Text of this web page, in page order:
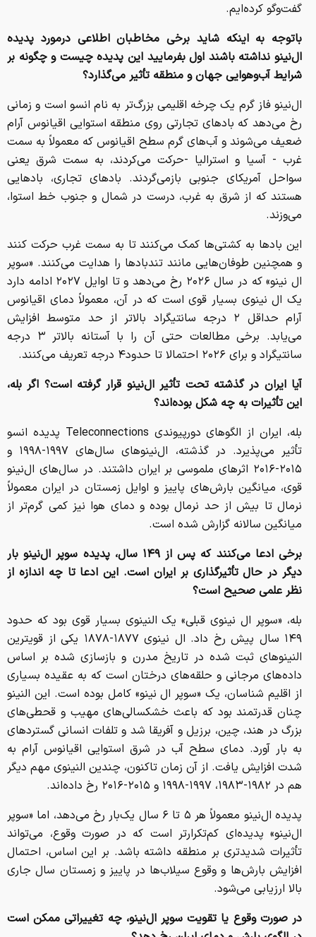
گفت‌و‌گو کرده‌ایم.
باتوجه به اینکه شاید برخی مخاطبان اطلاعی درمورد پدیده
ال‌نینو نداشته باشند اول بفرمایید این پدیده چیست و چگونه بر
شرایط آب‌وهوایی جهان و منطقه تأثیر می‌گذارد؟
ال‌نینو فاز گرم یک چرخه اقلیمی بزرگ‌تر به نام انسو است و زمانی
رخ می‌دهد که باد‌های تجارتی روی منطقه استوایی اقیانوس آرام
ضعیف می‌شوند و آب‌های گرم سطح اقیانوس که معمولاً به سمت
غرب - آسیا و استرالیا -حرکت می‌کردند، به سمت شرق یعنی
سواحل آمریکای جنوبی بازمی‌گردند. باد‌های تجاری، باد‌هایی
هستند که از شرق به غرب، درست در شمال و جنوب خط استوا،
می‌وزند.
این باد‌ها به کشتی‌ها کمک می‌کنند تا به سمت غرب حرکت کنند
و همچنین طوفان‌هایی مانند تندباد‌ها را هدایت می‌کنند. «سوپر
ال نینو» که در سال ۲۰۲۶ رخ می‌دهد و تا اوایل ۲۰۲۷ ادامه دارد
یک ال نینوی بسیار قوی است که در آن، معمولاً دمای اقیانوس
آرام حداقل ۲ درجه سانتیگراد بالاتر از حد متوسط ​افزایش
می‌یابد. برخی مطالعات حتی آن را با آستانه بالاتر ۳ درجه
سانتیگراد و برای ۲۰۲۶ احتمالا تا حدود۴ درجه تعریف می‌کنند.
آیا ایران در گذشته تحت تأثیر ال‌نینو قرار گرفته است؟ اگر بله،
این تأثیرات به چه شکل بوده‌اند؟
بله، ایران از الگو‌های دورپیوندی Teleconnections پدیده انسو
تأثیر می‌پذیرد. ​در گذشته، ال‌نینو‌های سال‌های ۱۹۹۷-۱۹۹۸ و
۲۰۱۵-۲۰۱۶ اثر‌های ملموسی بر ایران داشتند. در سال‌های ال‌نینو
قوی، میانگین بارش‌های پاییز و اوایل زمستان در ایران معمولاً
نرمال تا بیش از حد نرمال بوده و دمای هوا نیز کمی گرم‌تر از
میانگین سالانه گزارش شده است.
برخی ادعا می‌کنند که پس از ۱۴۹ سال، پدیده سوپر ال‌نینو بار
دیگر در حال تأثیرگذاری بر ایران است. این ادعا تا چه اندازه از
نظر علمی صحیح است؟
بله، «سوپر ال نینوی قبلی» یک النینوی بسیار قوی بود که حدود
۱۴۹ سال پیش رخ داد. ال نینوی ۱۸۷۷-۱۸۷۸ یکی از قویترین
النینو‌های ثبت شده در تاریخ مدرن و بازسازی شده بر اساس
داده‌های مرجانی و حلقه‌های درختان است که به عقیده بسیاری
از اقلیم شناسان، یک «سوپر ال نینو» کامل بوده است. این النینو
چنان قدرتمند بود که باعث خشکسالی‌های مهیب و قحطی‌های
بزرگ در هند، چین، برزیل و آفریقا شد و تلفات انسانی گسترد‌های
به بار آورد. دمای سطح آب در شرق استوایی اقیانوس آرام به
شدت افزایش یافت. از آن زمان تاکنون، چندین النینوی مهم دیگر
هم در ۱۹۸۲-۱۹۸۳، ۱۹۹۷-۱۹۹۸ و ۲۰۱۵-۲۰۱۶ رخ داده‌اند.
پدیده ال‌نینو معمولاً هر ۵ تا ۶ سال یک‌بار رخ می‌دهد، اما «سوپر
ال‌نینو» پدیده‌ای کم‌تکرارتر است که در صورت وقوع، می‌تواند
تأثیرات شدیدتری بر منطقه داشته باشد. بر این اساس، احتمال
افزایش بارش‌ها و وقوع سیلاب‌ها در پاییز و زمستان سال جاری
بالا ارزیابی می‌شود.
در صورت وقوع یا تقویت سوپر ال‌نینو، چه تغییراتی ممکن است